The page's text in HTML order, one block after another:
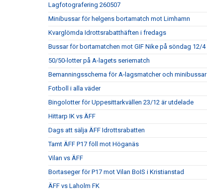
Lagfotografering 260507
Minibussar för helgens bortamatch mot Limhamn
Kvarglömda Idrottsrabatthäften i fredags
Bussar för bortamatchen mot GIF Nike på söndag 12/4
50/50-lotter på A-lagets seriematch
Bemanningsschema för A-lagsmatcher och minibussar
Fotboll i alla väder
Bingolotter för Uppesittarkvällen 23/12 är utdelade
Hittarp IK vs ÄFF
Dags att sälja ÄFF Idrottsrabatten
Tamt ÄFF P17 föll mot Höganäs
Vilan vs ÄFF
Bortaseger för P17 mot Vilan BoIS i Kristianstad
ÄFF vs Laholm FK